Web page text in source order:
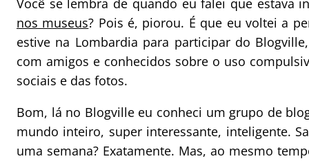
Você se lembra de quando eu falei que estava
nos museus? Pois é, piorou. É que eu voltei a
estive na Lombardia para participar do
com amigos e conhecidos sobre o uso
sociais e das fotos.
Bom, lá no Blogville eu conheci um grupo de
mundo inteiro, super interessante, inteligente.
uma semana? Exatamente. Mas, ao mesmo